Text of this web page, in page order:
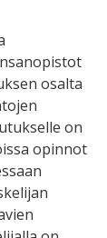
osalta
on
opinnot